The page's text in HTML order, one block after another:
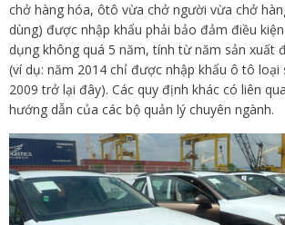
chở hàng hóa, ôtô vừa chở người vừa chở
dùng) được nhập khẩu phải bảo đảm điều
dụng không quá 5 năm, tính từ năm sản xuất
(ví dụ: năm 2014 chỉ được nhập khẩu ô tô loại
2009 trở lại đây). Các quy định khác có liên
hướng dẫn của các bộ quản lý chuyên ngành.